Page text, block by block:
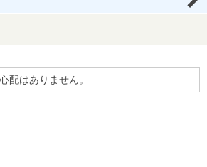
配はありません。